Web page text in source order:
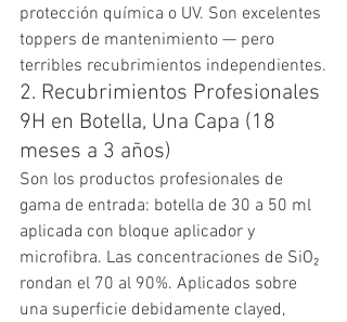
protección química o UV. Son excelentes
toppers de mantenimiento — pero
terribles recubrimientos independientes.
2. Recubrimientos Profesionales
9H en Botella, Una Capa (18
meses a 3 años)
Son los productos profesionales de
gama de entrada: botella de 30 a 50 ml
aplicada con bloque aplicador y
microfibra. Las concentraciones de SiO₂
rondan el 70 al 90%. Aplicados sobre
una superficie debidamente clayed,